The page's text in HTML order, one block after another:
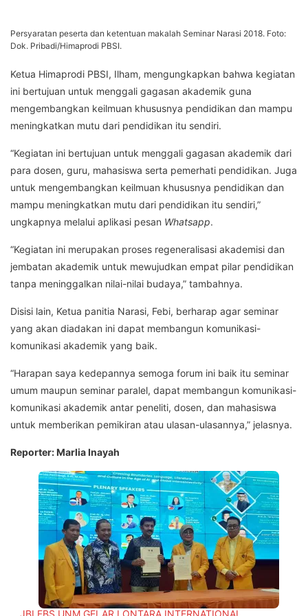
Persyaratan peserta dan ketentuan makalah Seminar Narasi 2018. Foto:
Dok. Pribadi/Himaprodi PBSI.
Ketua Himaprodi PBSI, Ilham, mengungkapkan bahwa kegiatan
ini bertujuan untuk menggali gagasan akademik guna
mengembangkan keilmuan khususnya pendidikan dan mampu
meningkatkan mutu dari pendidikan itu sendiri.
“Kegiatan ini bertujuan untuk menggali gagasan akademik dari
para dosen, guru, mahasiswa serta pemerhati pendidikan. Juga
untuk mengembangkan keilmuan khususnya pendidikan dan
mampu meningkatkan mutu dari pendidikan itu sendiri,”
ungkapnya melalui aplikasi pesan Whatsapp.
“Kegiatan ini merupakan proses regeneralisasi akademisi dan
jembatan akademik untuk mewujudkan empat pilar pendidikan
tanpa meninggalkan nilai-nilai budaya,” tambahnya.
Disisi lain, Ketua panitia Narasi, Febi, berharap agar seminar
yang akan diadakan ini dapat membangun komunikasi-
komunikasi akademik yang baik.
“Harapan saya kedepannya semoga forum ini baik itu seminar
umum maupun seminar paralel, dapat membangun komunikasi-
komunikasi akademik antar peneliti, dosen, dan mahasiswa
untuk memberikan pemikiran atau ulasan-ulasannya,” jelasnya.
Reporter: Marlia Inayah